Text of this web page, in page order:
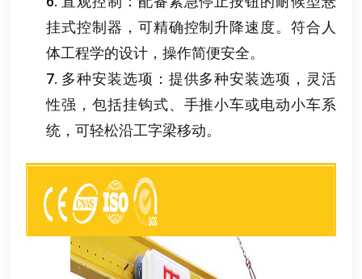
挂式控制器 ， 可精确控制升降速度。符合人
体工程学的设计 ， 操作简便安全。
7. 多种安装选项 ： 提供多种安装选项 ， 灵活
性强 ， 包括挂钩式、 手推小车或电动小车系
统 ， 可轻松沿工字梁移动。